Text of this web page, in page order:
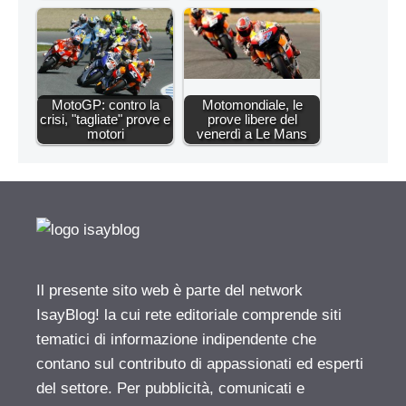
MotoGP: contro la
crisi, "tagliate" prove e
motori
Motomondiale, le
prove libere del
venerdì a Le Mans
Il presente sito web è parte del network
IsayBlog! la cui rete editoriale comprende siti
tematici di informazione indipendente che
contano sul contributo di appassionati ed esperti
del settore. Per pubblicità, comunicati e